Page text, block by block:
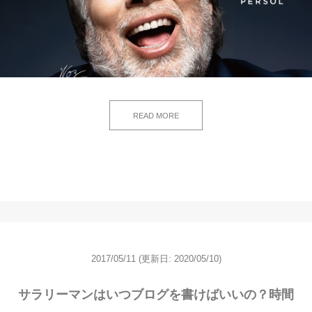
READ MORE
2017/05/11 (更新日: 2020/05/10)
サラリーマンはいつブログを書けばいいの？時間